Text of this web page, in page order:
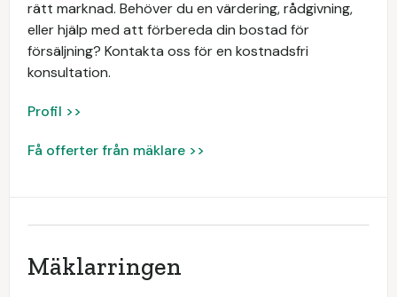
rätt marknad. Behöver du en värdering, rådgivning,
eller hjälp med att förbereda din bostad för
försäljning? Kontakta oss för en kostnadsfri
konsultation.
Profil >>
Få offerter från mäklare >>
Mäklarringen